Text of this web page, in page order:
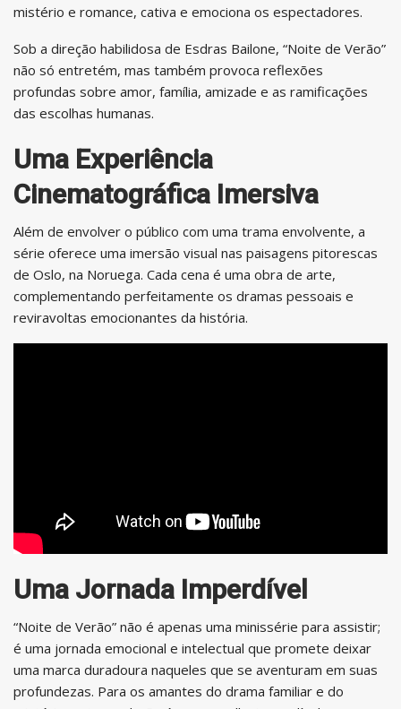
mistério e romance, cativa e emociona os espectadores.
Sob a direção habilidosa de Esdras Bailone, “Noite de Verão”
não só entretém, mas também provoca reflexões
profundas sobre amor, família, amizade e as ramificações
das escolhas humanas.
Uma Experiência
Cinematográfica Imersiva
Além de envolver o público com uma trama envolvente, a
série oferece uma imersão visual nas paisagens pitorescas
de Oslo, na Noruega. Cada cena é uma obra de arte,
complementando perfeitamente os dramas pessoais e
reviravoltas emocionantes da história.
Uma Jornada Imperdível
“Noite de Verão” não é apenas uma minissérie para assistir;
é uma jornada emocional e intelectual que promete deixar
uma marca duradoura naqueles que se aventuram em suas
profundezas. Para os amantes do drama familiar e do